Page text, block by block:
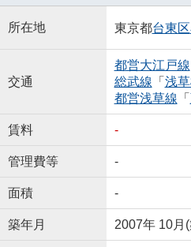
所在地 東京都台東区
交通
都営大江戸線
総武線 「 浅
都営浅草線 「
賃料 -
管理費等 -
面積 -
築年月 2007年 10月